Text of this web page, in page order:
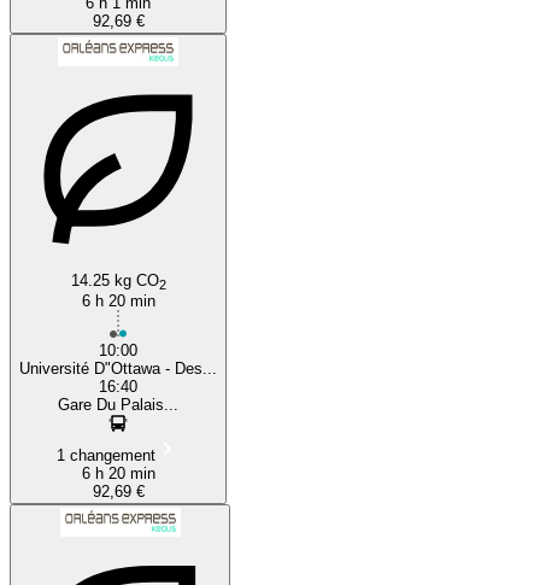
92,69 €
14.25 kg CO2
6 h 20 min
10:00
Université D"Ottawa - Des...
16:40
Gare Du Palais...
1 changement
6 h 20 min
92,69 €